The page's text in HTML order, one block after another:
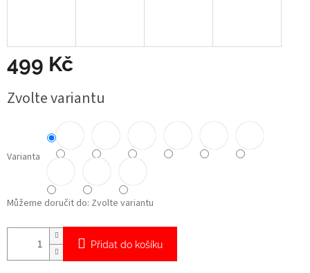
499 Kč
cena:
Zvolte variantu
Varianta
Můžeme doručit do: Zvolte variantu
Přidat do košíku